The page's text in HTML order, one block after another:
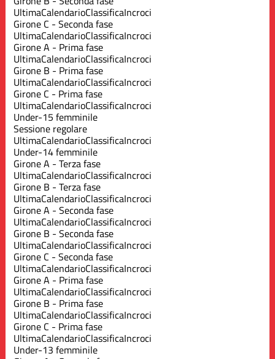
UltimaCalendarioClassificaIncroci
Girone C - Seconda fase
UltimaCalendarioClassificaIncroci
Girone A - Prima fase
UltimaCalendarioClassificaIncroci
Girone B - Prima fase
UltimaCalendarioClassificaIncroci
Girone C - Prima fase
UltimaCalendarioClassificaIncroci
Under-15 femminile
Sessione regolare
UltimaCalendarioClassificaIncroci
Under-14 femminile
Girone A - Terza fase
UltimaCalendarioClassificaIncroci
Girone B - Terza fase
UltimaCalendarioClassificaIncroci
Girone A - Seconda fase
UltimaCalendarioClassificaIncroci
Girone B - Seconda fase
UltimaCalendarioClassificaIncroci
Girone C - Seconda fase
UltimaCalendarioClassificaIncroci
Girone A - Prima fase
UltimaCalendarioClassificaIncroci
Girone B - Prima fase
UltimaCalendarioClassificaIncroci
Girone C - Prima fase
UltimaCalendarioClassificaIncroci
Under-13 femminile